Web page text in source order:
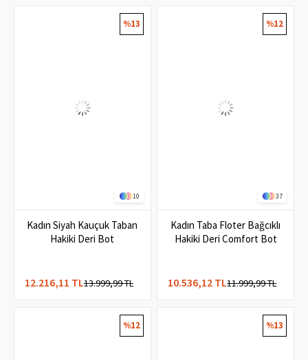
10
Kadın Siyah Kauçuk Taban
Hakiki Deri Bot
12.216,11 TL13.999,99 TL
%13
37
Kadın Taba Floter Bağcıklı
Hakiki Deri Comfort Bot
10.536,12 TL11.999,99 TL
%12
%12 %13